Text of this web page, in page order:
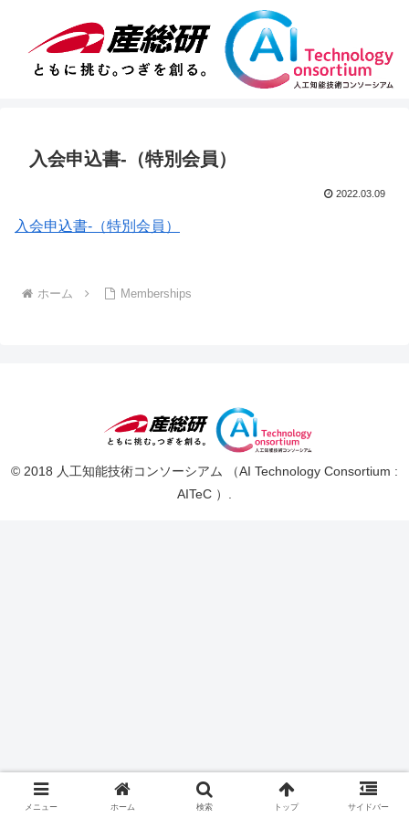
入会申込書-（特別会員）
2022.03.09
入会申込書-（特別会員）
ホーム Memberships
© 2018 人工知能技術コンソーシアム （AI Technology Consortium :
AITeC ）.
メニュー ホーム 検索 トップ サイドバー